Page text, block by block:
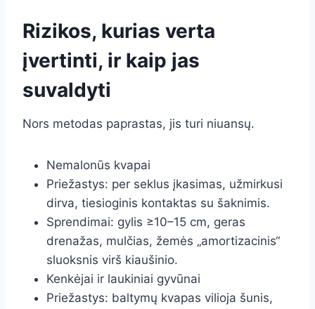
Rizikos, kurias verta
įvertinti, ir kaip jas
suvaldyti
Nors metodas paprastas, jis turi niuansų.
Nemalonūs kvapai
Priežastys: per seklus įkasimas, užmirkusi
dirva, tiesioginis kontaktas su šaknimis.
Sprendimai: gylis ≥10–15 cm, geras
drenažas, mulčias, žemės „amortizacinis“
sluoksnis virš kiaušinio.
Kenkėjai ir laukiniai gyvūnai
Priežastys: baltymų kvapas vilioja šunis,